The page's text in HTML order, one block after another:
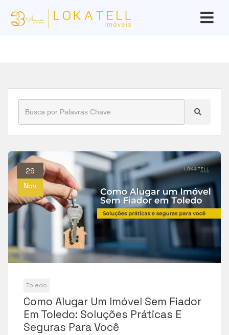
Início Blog » alugar sem fiador em toledo
29
Nov
Toledo
Como Alugar Um Imóvel Sem Fiador
Em Toledo: Soluções Práticas E
Seguras Para Você